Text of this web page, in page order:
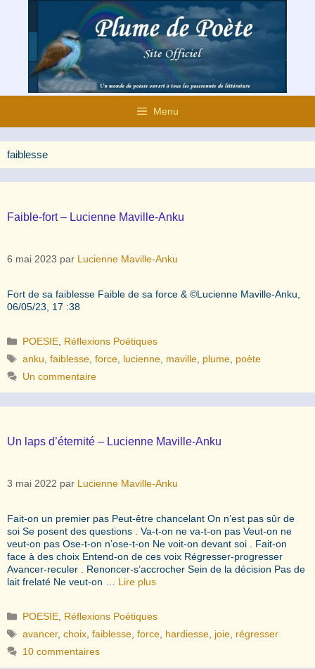
contenu
Menu
faiblesse
Faible-fort – Lucienne Maville-Anku
6 mai 2023 par Lucienne Maville-Anku
Fort de sa faiblesse Faible de sa force & ©️Lucienne Maville-Anku,
06/05/23, 17 :38
Catégories
POESIE Réflexions Poétiques
Étiquettes
anku ,faiblesse ,force lucienne maville plume poète
Un commentaire
Un laps d’éternité – Lucienne Maville-Anku
3 mai 2022 par Lucienne Maville-Anku
Fait-on un premier pas Peut-être chancelant On n’est pas sûr de
soi Se posent des questions . Va-t-on ne va-t-on pas Veut-on ne
veut-on pas Ose-t-on n’ose-t-on Ne voit-on devant soi . Fait-on
face à des choix Entend-on de ces voix Régresser-progresser
Avancer-reculer . Renoncer-s’accrocher Sein de la décision Pas de
lait frelaté Ne veut-on … Lire plus
Catégories
POESIE Réflexions Poétiques
Étiquettes
avancer,choix ,faiblesse ,force hardiesse joie régresser
10 commentaires